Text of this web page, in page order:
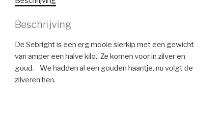
Beschrijving
De Sebright is een erg mooie sierkip met een gewicht
van amper een halve kilo. Ze komen voor in zilver en
goud. We hadden al een gouden haantje, nu volgt de
zilveren hen.